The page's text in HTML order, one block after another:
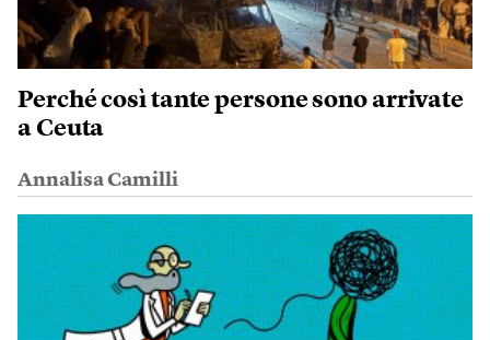
Perché così tante persone sono arrivate
a Ceuta
Annalisa Camilli